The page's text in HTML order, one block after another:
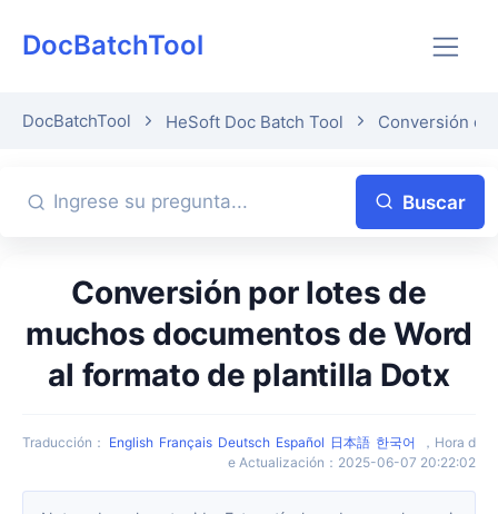
DocBatchTool
DocBatchTool HeSoft Doc Batch Tool Conversión de
Buscar
Conversión por lotes de
muchos documentos de Word
al formato de plantilla Dotx
Traducción ： English Français Deutsch Español 日本語 한국어 ， Hora d
e Actualización ： 2025-06-07 20:22:02